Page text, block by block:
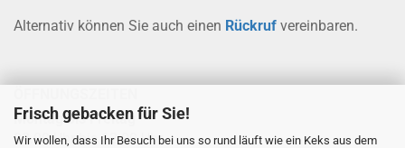
Frisch gebacken für Sie!
Wir wollen, dass Ihr Besuch bei uns so rund läuft wie ein Keks aus dem
Alternativ können Sie auch einen Rückruf vereinbaren.
Montag bis Freitag
08.00 Uhr bis 12.00 Uhr